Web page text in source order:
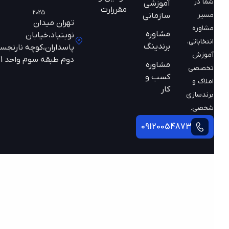
مسیر
مشاوره
انتخاباتی،
آموزش
تخصصی
املاک و
برندسازی
شخصی.
09120054873
آموزشی
سازمانی
مشاوره
برندینگ
مشاوره
کسب و
مقررارت
تهران میدان
نوبنیاد،خیابان
پاسداران،کوچه نارنجستان
دوم طبقه سوم واحد 301